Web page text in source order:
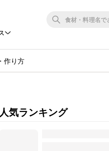
作り方
人気ランキング